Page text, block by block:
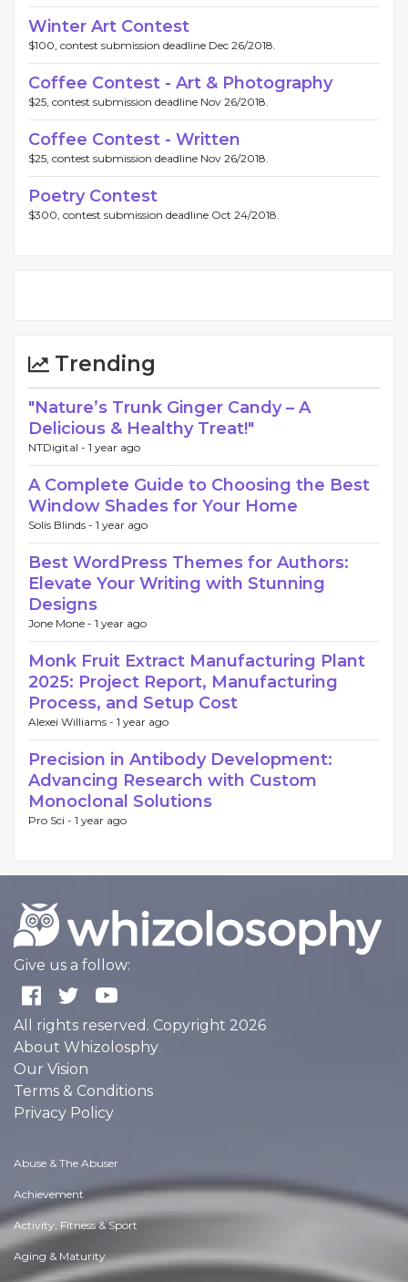
Winter Art Contest
$100, contest submission deadline Dec 26/2018.
Coffee Contest - Art & Photography
$25, contest submission deadline Nov 26/2018.
Coffee Contest - Written
$25, contest submission deadline Nov 26/2018.
Poetry Contest
$300, contest submission deadline Oct 24/2018.
Trending
"Nature’s Trunk Ginger Candy – A
Delicious & Healthy Treat!"
NTDigital - 1 year ago
A Complete Guide to Choosing the Best
Window Shades for Your Home
Solis Blinds - 1 year ago
Best WordPress Themes for Authors:
Elevate Your Writing with Stunning
Designs
Jone Mone - 1 year ago
Monk Fruit Extract Manufacturing Plant
2025: Project Report, Manufacturing
Process, and Setup Cost
Alexei Williams - 1 year ago
Precision in Antibody Development:
Advancing Research with Custom
Monoclonal Solutions
Pro Sci - 1 year ago
Give us a follow:
All rights reserved. Copyright 2026
About Whizolosphy
Our Vision
Terms & Conditions
Privacy Policy
Abuse & The Abuser
Achievement
Activity, Fitness & Sport
Aging & Maturity